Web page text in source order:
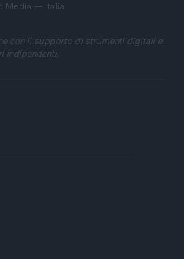
Media — Italia
con il supporto di strumenti digitali e
indipendenti.